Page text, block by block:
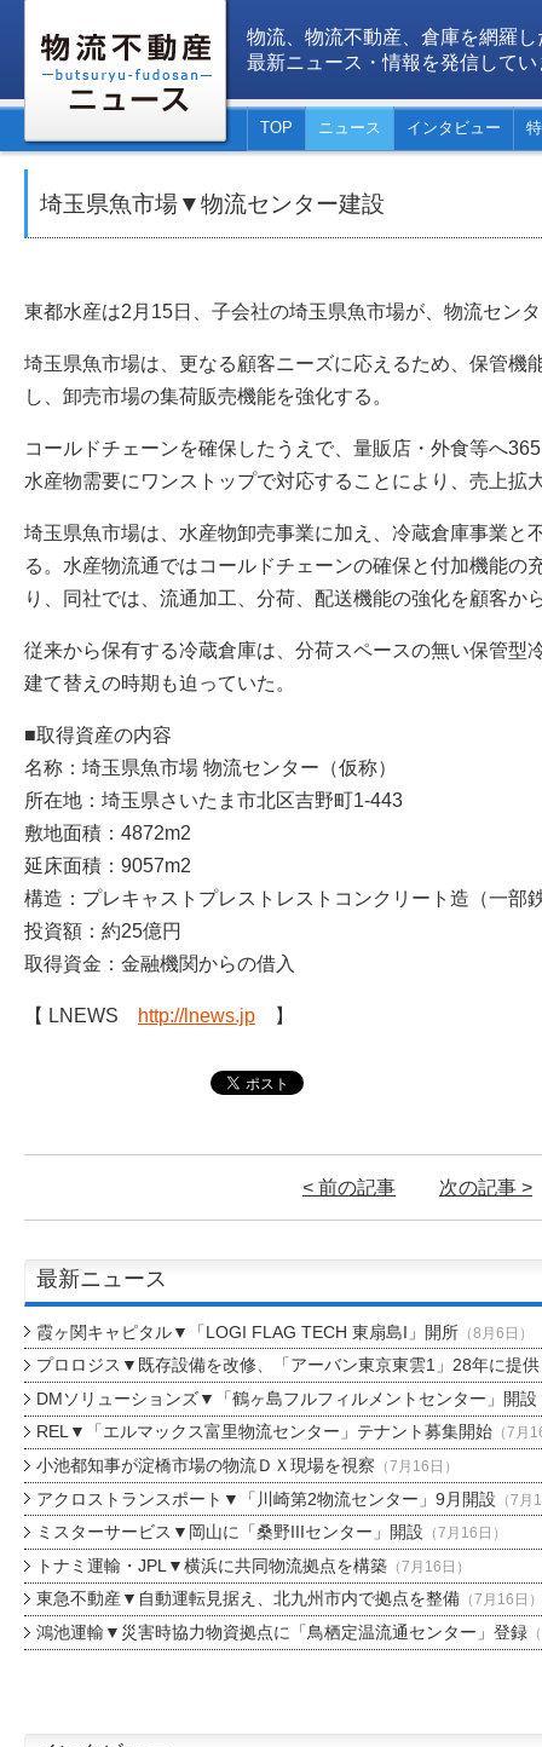
物流、物流不動産、倉庫を網羅し
最新ニュース・情報を発信してい
TOP ニュース インタビュー
埼玉県魚市場▼物流センター建設
東都水産は2月15日、子会社の埼玉県魚市場が、物流セン
埼玉県魚市場は、更なる顧客ニーズに応えるため、保管機
し、卸売市場の集荷販売機能を強化する。
コールドチェーンを確保したうえで、量販店・外食等へ
水産物需要にワンストップで対応することにより、売上拡
埼玉県魚市場は、水産物卸売事業に加え、冷蔵倉庫事業と
る。水産物流通ではコールドチェーンの確保と付加機能の
り、同社では、流通加工、分荷、配送機能の強化を顧客か
従来から保有する冷蔵倉庫は、分荷スペースの無い保管型
建て替えの時期も迫っていた。
■取得資産の内容
名称：埼玉県魚市場 物流センター（仮称）
所在地：埼玉県さいたま市北区吉野町1-443
敷地面積：4872m2
延床面積：9057m2
構造：プレキャストプレストレストコンクリート造（一部
投資額：約25億円
取得資金：金融機関からの借入
【 LNEWS http://lnews.jp 】
< 前の記事 次の記事 >
最新ニュース
霞ヶ関キャピタル▼「LOGI FLAG TECH 東扇島I」開所（8月6日）
プロロジス▼既存設備を改修、「アーバン東京東雲1」28年に提供
DMソリューションズ▼「鶴ヶ島フルフィルメントセンター」開設
REL▼「エルマックス富里物流センター」テナント募集開始（7月
小池都知事が淀橋市場の物流ＤＸ現場を視察 （7月16日）
アクロストランスポート▼「川崎第2物流センター」9月開設 （7月
ミスターサービス▼岡山に「桑野IIIセンター」開設 （7月16日）
トナミ運輸・JPL▼横浜に共同物流拠点を構築（7月16日）
東急不動産▼自動運転見据え、北九州市内で拠点を整備（7月16日）
鴻池運輸▼災害時協力物資拠点に「鳥栖定温流通センター」登録